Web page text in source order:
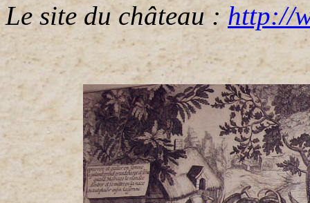
Le site du château :http://